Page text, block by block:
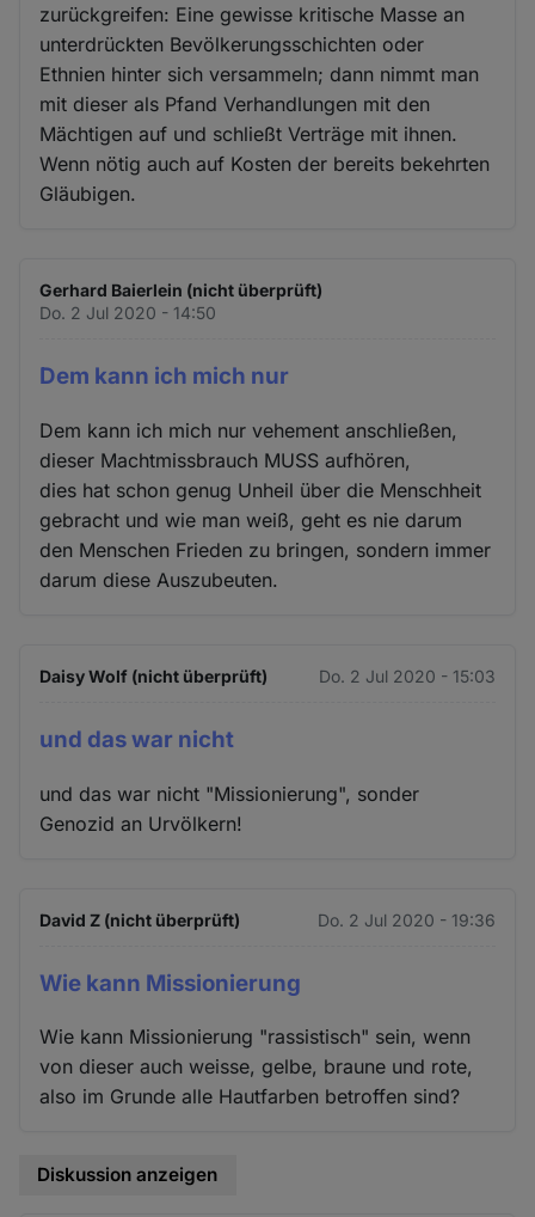
zurückgreifen: Eine gewisse kritische Masse an
unterdrückten Bevölkerungsschichten oder
Ethnien hinter sich versammeln; dann nimmt man
mit dieser als Pfand Verhandlungen mit den
Mächtigen auf und schließt Verträge mit ihnen.
Wenn nötig auch auf Kosten der bereits bekehrten
Gläubigen.
Gerhard Baierlein (nicht überprüft)
Do. 2 Jul 2020 - 14:50
Dem kann ich mich nur
Dem kann ich mich nur vehement anschließen,
dieser Machtmissbrauch MUSS aufhören,
dies hat schon genug Unheil über die Menschheit
gebracht und wie man weiß, geht es nie darum
den Menschen Frieden zu bringen, sondern immer
darum diese Auszubeuten.
Daisy Wolf (nicht überprüft) Do. 2 Jul 2020 - 15:03
und das war nicht
und das war nicht "Missionierung", sonder
Genozid an Urvölkern!
David Z (nicht überprüft) Do. 2 Jul 2020 - 19:36
Wie kann Missionierung
Wie kann Missionierung "rassistisch" sein, wenn
von dieser auch weisse, gelbe, braune und rote,
also im Grunde alle Hautfarben betroffen sind?
Diskussion anzeigen